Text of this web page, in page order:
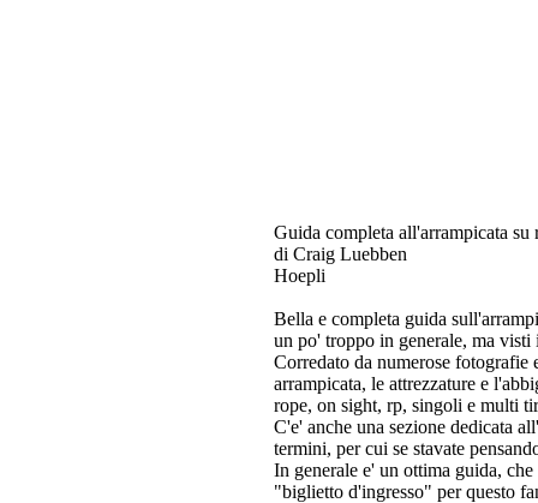
Guida completa all'arrampicata su
di Craig Luebben
Hoepli
Bella e completa guida
un po' troppo in generale, ma
Corredato da numerose fotografie
arrampicata, le attrezzature e
rope, on sight, rp, singoli e multi
C'e' anche una sezione dedicata
termini, per cui se stavate
In generale e' un ottima guida,
"biglietto d'ingresso" per questo